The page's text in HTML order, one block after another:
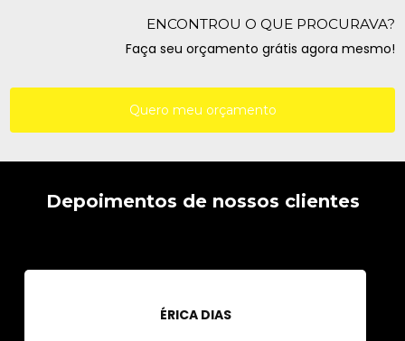
ENCONTROU O QUE PROCURAVA?
Faça seu orçamento grátis agora mesmo!
Quero meu orçamento
Depoimentos de nossos clientes
ÉRICA DIAS